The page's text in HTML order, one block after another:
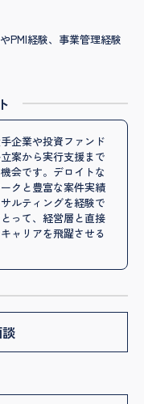
PMI経験、事業管理経験
企業や投資ファンド
案から実行支援まで
会です。デロイトな
クと豊富な案件実績
ルティングを経験で
って、経営層と直接
ャリアを飛躍させる